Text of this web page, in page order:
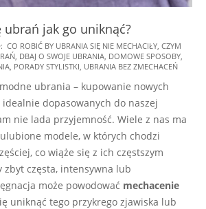
ubrań jak go uniknąć?
CO ROBIĆ BY UBRANIA SIĘ NIE MECHACIŁY CZYM
DBAJ O SWOJE UBRANIA DOMOWE SPOSOBY
PORADY STYLISTKI UBRANIA BEZ ZMECHACEŃ
ubrania – kupowanie nowych
dopasowanych do naszej
nie lada przyjemność. Wiele z nas ma
modele, w których chodzi
co wiąże się z ich częstszym
zbyt częsta, intensywna lub
może powodować mechacenie
uniknąć tego przykrego zjawiska lub